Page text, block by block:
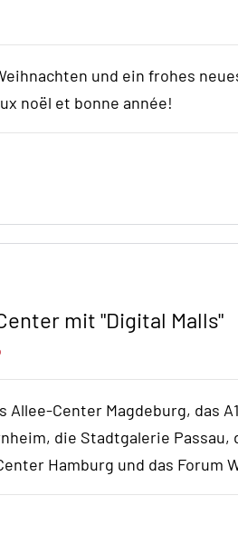
und ein frohes
noël et bonne année!
mit "Digital Malls"
Center Magdeburg, das
die Stadtgalerie Passau,
Hamburg und das Forum